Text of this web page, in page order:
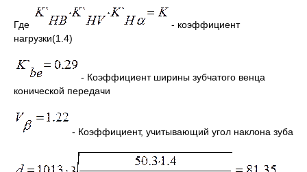
Где
- коэффициент
нагрузки(1.4)
- Коэффициент ширины зубчатого венца
конической передачи
- Коэффициент, учитывающий угол наклона зуба